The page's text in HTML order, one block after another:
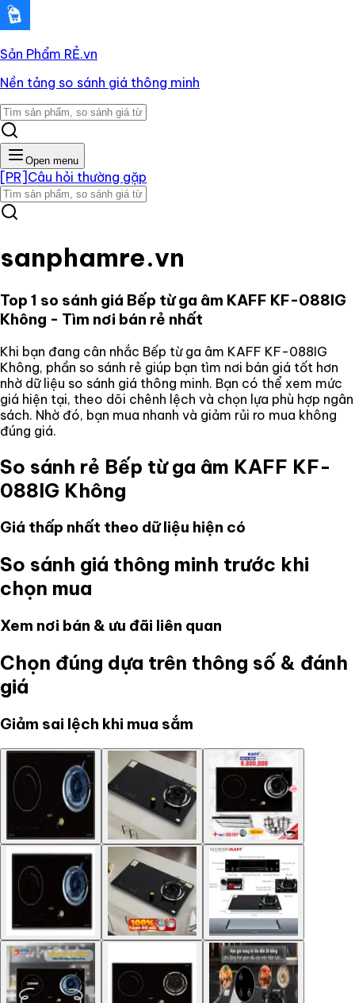
Sản Phẩm RẺ.vn
Nền tảng so sánh giá thông minh
Open menu
[PR] Câu hỏi thường gặp
sanphamre.vn
Top 1 so sánh giá Bếp từ ga âm KAFF KF-088IG
Không - Tìm nơi bán rẻ nhất
Khi bạn đang cân nhắc Bếp từ ga âm KAFF KF-088IG
Không, phần so sánh rẻ giúp bạn tìm nơi bán giá tốt hơn
nhờ dữ liệu so sánh giá thông minh. Bạn có thể xem mức
giá hiện tại, theo dõi chênh lệch và chọn lựa phù hợp ngân
sách. Nhờ đó, bạn mua nhanh và giảm rủi ro mua không
đúng giá.
So sánh rẻ Bếp từ ga âm KAFF KF-
088IG Không
Giá thấp nhất theo dữ liệu hiện có
So sánh giá thông minh trước khi
chọn mua
Xem nơi bán & ưu đãi liên quan
Chọn đúng dựa trên thông số & đánh
giá
Giảm sai lệch khi mua sắm